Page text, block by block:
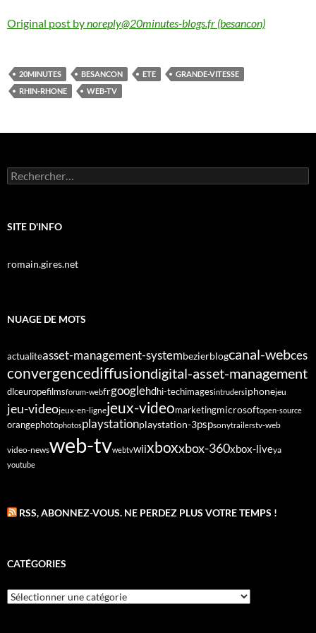
Original post bynoreply@20minutes-blogs.fr (besancon)
20MINUTES BESANCON ETE
GRANDE-VITESSE
RHIN-RHONE
WEB-TV
Rechercher :
SITE D'INFO
romain.gires.net
NUAGE DE MOTS
actualiteasset-management-systembezierblogcanal-webces
convergencediffusiondigital-asset-management
dlceuropefilmsforum-webfrgooglehdhi-techimagesintrudersiphonejeu
jeu-videojeux-en-lignejeux-videomarketingmicrosoftopen-source
orangephotophotosplaystationplaystation-3pspsonytrailerstv-web
video-newsweb-tvwebtvwiixboxxbox-360xbox-liveya
youtube
RSS, ABONNEZ-VOUS. NE PERDEZ PLUS VOTRE TEMPS !
CATÉGORIES
Catégories